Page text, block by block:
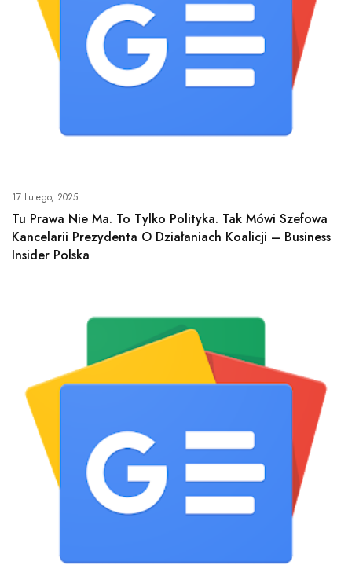
17 Lutego, 2025
Tu Prawa Nie Ma. To Tylko Polityka. Tak Mówi Szefowa
Kancelarii Prezydenta O Działaniach Koalicji – Business
Insider Polska